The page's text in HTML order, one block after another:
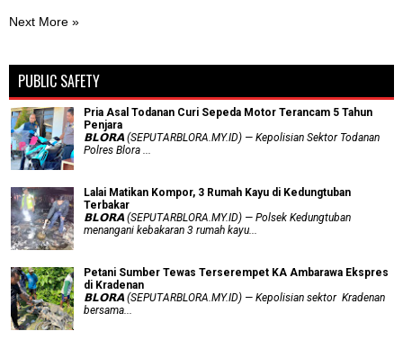
Next More »
PUBLIC SAFETY
Pria Asal Todanan Curi Sepeda Motor Terancam 5 Tahun
Penjara
𝗕𝗟𝗢𝗥𝗔 (SEPUTARBLORA.MY.ID) — Kepolisian Sektor Todanan
Polres Blora ...
Lalai Matikan Kompor, 3 Rumah Kayu di Kedungtuban
Terbakar
𝗕𝗟𝗢𝗥𝗔 (SEPUTARBLORA.MY.ID) — Polsek Kedungtuban
menangani kebakaran 3 rumah kayu...
Petani Sumber Tewas Terserempet KA Ambarawa Ekspres
di Kradenan
𝗕𝗟𝗢𝗥𝗔 (SEPUTARBLORA.MY.ID) — Kepolisian sektor Kradenan
bersama...